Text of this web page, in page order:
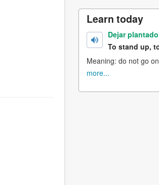
Learn today
Dejar
To stand up,
Meaning: do not go
more...